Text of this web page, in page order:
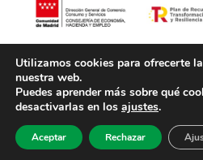
Aviso Legal
Política de
Desarrollado por
Utilizamos cookies para ofrecerte
nuestra web.
Puedes aprender más sobre qué
desactivarlas en los ajustes.
Aceptar Rechazar